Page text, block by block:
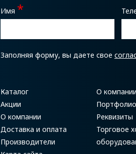
Имя *
Заполняя форму, вы даете свое
Каталог
Акции
О компании
Доставка и оплата
Производители
О компании
Портфолио
Реквизиты
Торговое